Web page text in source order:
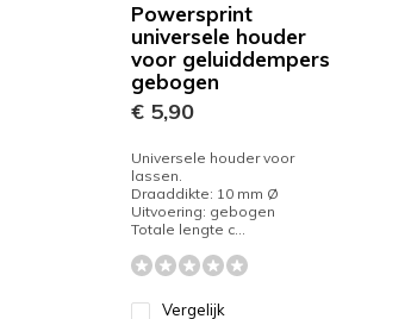
Powersprint
universele houder
voor geluiddempers
gebogen
€ 5,90
Universele houder voor
lassen.
Draaddikte: 10 mm Ø
Uitvoering: gebogen
Totale lengte c...
Vergelijk